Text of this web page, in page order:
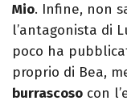
Mio. Infine, non
l’antagonista di
poco ha
proprio di Bea,
burrascoso con